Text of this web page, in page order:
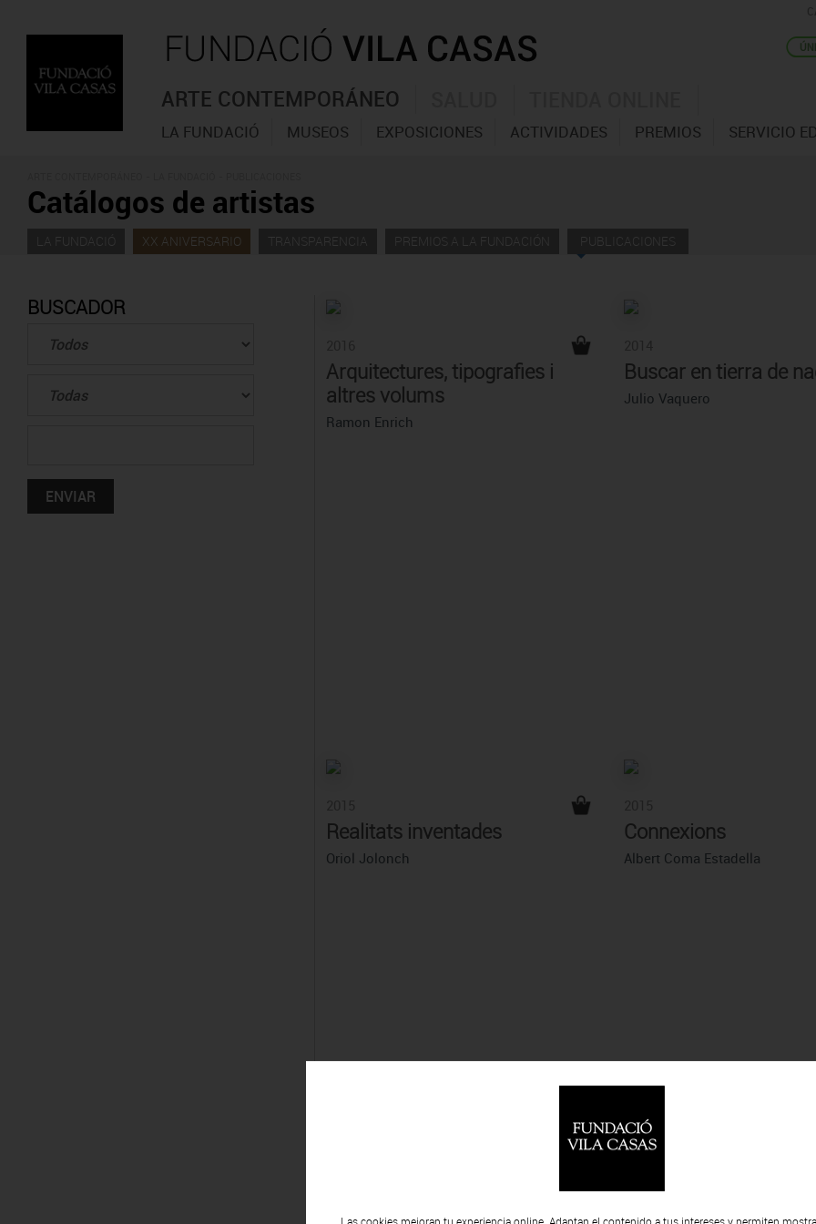
ARTE CONTEMPORÁNEO
LA FUNDACIÓ MUSEOS EXPOSICIONES ACTIVIDADES PREMIOS SERVICIO
Catálogos de artistas
LA FUNDACIÓ XX ANIVERSARIO TRANSPARENCIA PREMIOS A LA FUNDACIÓN PUBLICACIONES
BUSCADOR
Arquitectures, tipografies i
altres volums
Ramon Enrich
Buscar en tierra de
Julio Vaquero
Realitats inventades
Oriol Jolonch
Connexions
Albert Coma Estadella